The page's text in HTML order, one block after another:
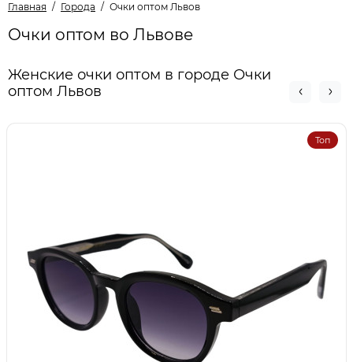
Главная Города Очки оптом Львов
Очки оптом во Львове
Женские очки оптом в городе Очки
оптом Львов
Топ